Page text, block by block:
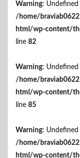
Warning: Undefined
/home/
html/wp-content/
line 82
Warning:
/home/
html/wp-content/
line 85
Warning: Undefined
/home/
html/wp-content/